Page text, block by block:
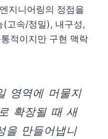
지니어링의 정점을
(고속/정밀), 내구성,
적이지만 구현 맥락
영역에 머물지
확장될 때 새
을 만들어냅니